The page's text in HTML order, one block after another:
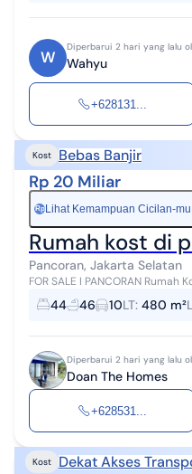
W
Diperbarui 2 hari yang lalu
Wahyu
+628131...
Kost Bebas Banjir
Rp 20 Miliar
Rp Lihat Kemampuan Cicilan-mu
Rumah kost di
Pancoran, Jakarta Selatan
FOR SALE I PANCORAN Rumah Kost-Kostan Kondisi Full Terisi Bebas
Banjir Lokasi Strategis Akses Jalan 2 Mobil Dekat
dan Area Bisn...
44 46 10LT: 480 m²
Diperbarui 2 hari yang lalu
Doan The Homes
+628531...
Kost Dekat Akses